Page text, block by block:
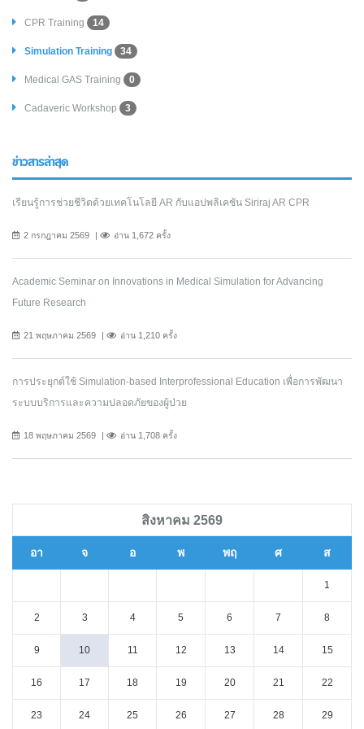
CPR Training 14
Simulation Training 34
Medical GAS Training 0
Cadaveric Workshop 3
ข่าวสารล่าสุด
เรียนรู้การช่วยชีวิตด้วยเทคโนโลยี AR กับแอปพลิเคชัน Siriraj AR CPR
2 กรกฎาคม 2569 อ่าน 1,672 ครั้ง
Academic Seminar on Innovations in Medical Simulation for Advancing
Future Research
21 พฤษภาคม 2569 อ่าน 1,210 ครั้ง
การประยุกต์ใช้ Simulation-based Interprofessional Education เพื่อการพัฒนา
ระบบบริการและความปลอดภัยของผู้ป่วย
18 พฤษภาคม 2569 อ่าน 1,708 ครั้ง
สิงหาคม 2569
อา จ อ พ พฤ ศ ส
1
2 3 4 5 6 7 8
9 10 11 12 13 14 15
16 17 18 19 20 21 22
23 24 25 26 27 28 29